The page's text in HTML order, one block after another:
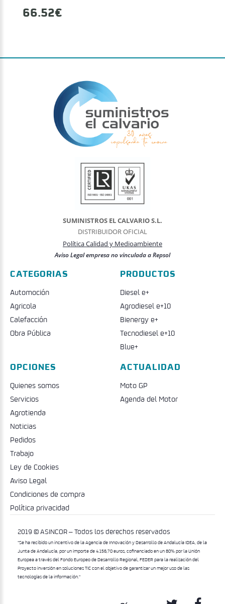
66.52€
SUMINISTROS EL CALVARIO S.L.
DISTRIBUIDOR OFICIAL
Política Calidad y Medioambiente
Aviso Legal empresa no vinculada a Repsol
CATEGORIAS
Automoción
Agricola
Calefacción
Obra Pública
PRODUCTOS
Diesel e+
Agrodiesel e+10
Bienergy e+
Tecnodiesel e+10
Blue+
OPCIONES
Quienes somos
Servicios
Agrotienda
Noticias
Pedidos
Trabajo
Ley de Cookies
Aviso Legal
Condiciones de compra
Política privacidad
ACTUALIDAD
Moto GP
Agenda del Motor
2019 © ASINCOR – Todos los derechos reservados
"Se ha recibido un incentivo de la Agencia de Innovación y Desarrollo de Andalucía IDEA, de la
Junta de Andalucía, por un importe de 4.156,70 euros, cofinanciado en un 80% por la Unión
Europea a través del Fondo Europeo de Desarrollo Regional, FEDER para la realización del
Proyecto inversión en soluciones TIC con el objetivo de garantizar un mejor uso de las
tecnologías de la información."